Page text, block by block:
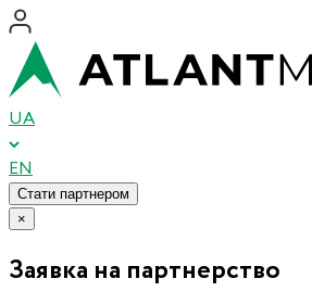
UA
EN
Стати партнером
×
Заявка на партнерство